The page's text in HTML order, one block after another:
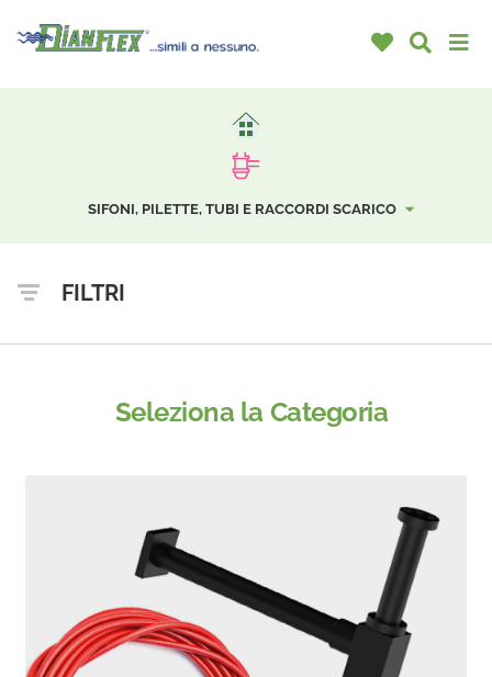
SIFONI, PILETTE, TUBI E RACCORDI SCARICO
FILTRI
Seleziona la Categoria